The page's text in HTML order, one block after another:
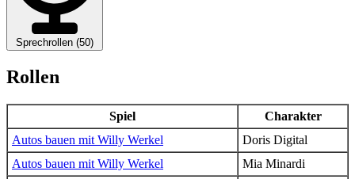
Sprechrollen (50)
Rollen
Spiel
Charakter
Autos bauen mit Willy Werkel
Doris Digital
Autos bauen mit Willy Werkel
Mia Minardi